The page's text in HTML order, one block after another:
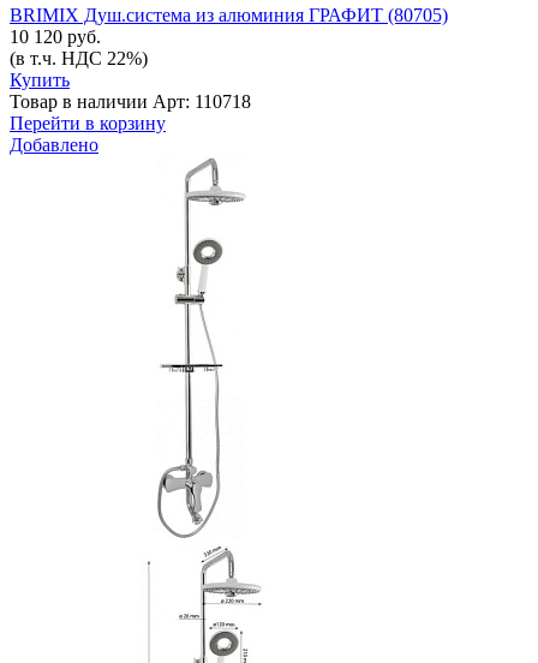
BRIMIX Душ.система из алюминия ГРАФИТ (80705)
10 120 руб.
(в т.ч. НДС 22%)
Купить
Товар в наличии Арт: 110718
Перейти в корзину
Добавлено